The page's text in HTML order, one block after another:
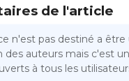
de l'article
n'est pas destiné a
des auteurs mais c'est
à tous les